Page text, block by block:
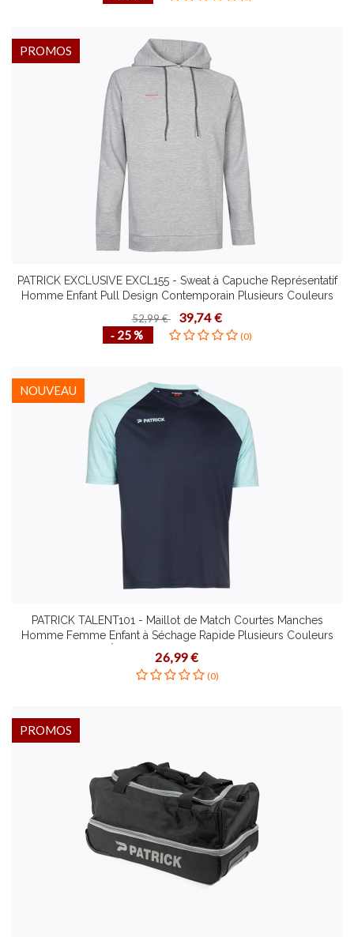
PATRICK EXCLUSIVE EXCL155 - Sweat à Capuche Représentatif
Homme Enfant Pull Design Contemporain Plusieurs Couleurs
Tailles Confortable
52,99 € 39,74 €
‐ 25 % (0)
PROMOS
PATRICK TALENT101 - Maillot de Match Courtes Manches
Homme Femme Enfant à Séchage Rapide Plusieurs Couleurs
Tailles Étirement Dynamique Coupe Slim
26,99 €
NOUVEAU
(0)
PROMOS